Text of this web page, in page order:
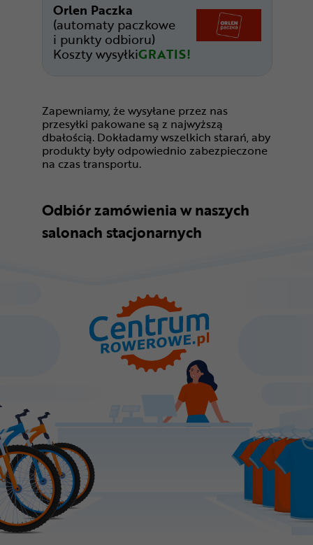
Orlen Paczka
(automaty paczkowe
i punkty odbioru)
Koszty wysyłkiGRATIS!
Zapewniamy, że wysyłane przez nas
przesyłki pakowane są z najwyższą
dbałością. Dokładamy wszelkich starań, aby
produkty były odpowiednio zabezpieczone
na czas transportu.
Odbiór zamówienia w naszych
salonach stacjonarnych